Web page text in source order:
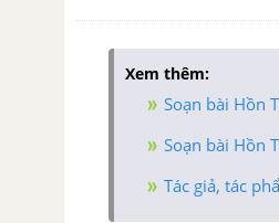
Xem thêm:
Soạn bài Hồn
Soạn bài Hồn
Tác giả, tác